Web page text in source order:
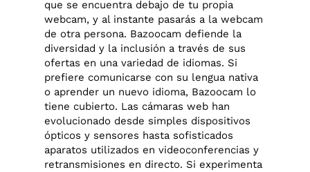
que se encuentra debajo de tu propia
webcam, y al instante pasarás a la webcam
de otra persona. Bazoocam defiende la
diversidad y la inclusión a través de sus
ofertas en una variedad de idiomas. Si
prefiere comunicarse con su lengua nativa
o aprender un nuevo idioma, Bazoocam lo
tiene cubierto. Las cámaras web han
evolucionado desde simples dispositivos
ópticos y sensores hasta sofisticados
aparatos utilizados en videoconferencias y
retransmisiones en directo. Si experimenta